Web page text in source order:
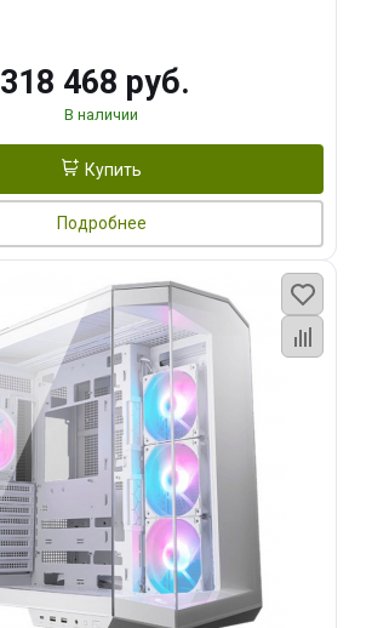
318 468 руб.
В наличии
Купить
Подробнее